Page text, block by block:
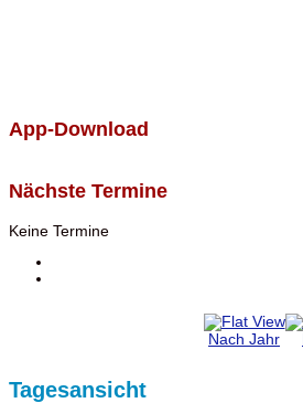
App-Download
Nächste Termine
Keine Termine
Nach Jahr
Tagesansicht